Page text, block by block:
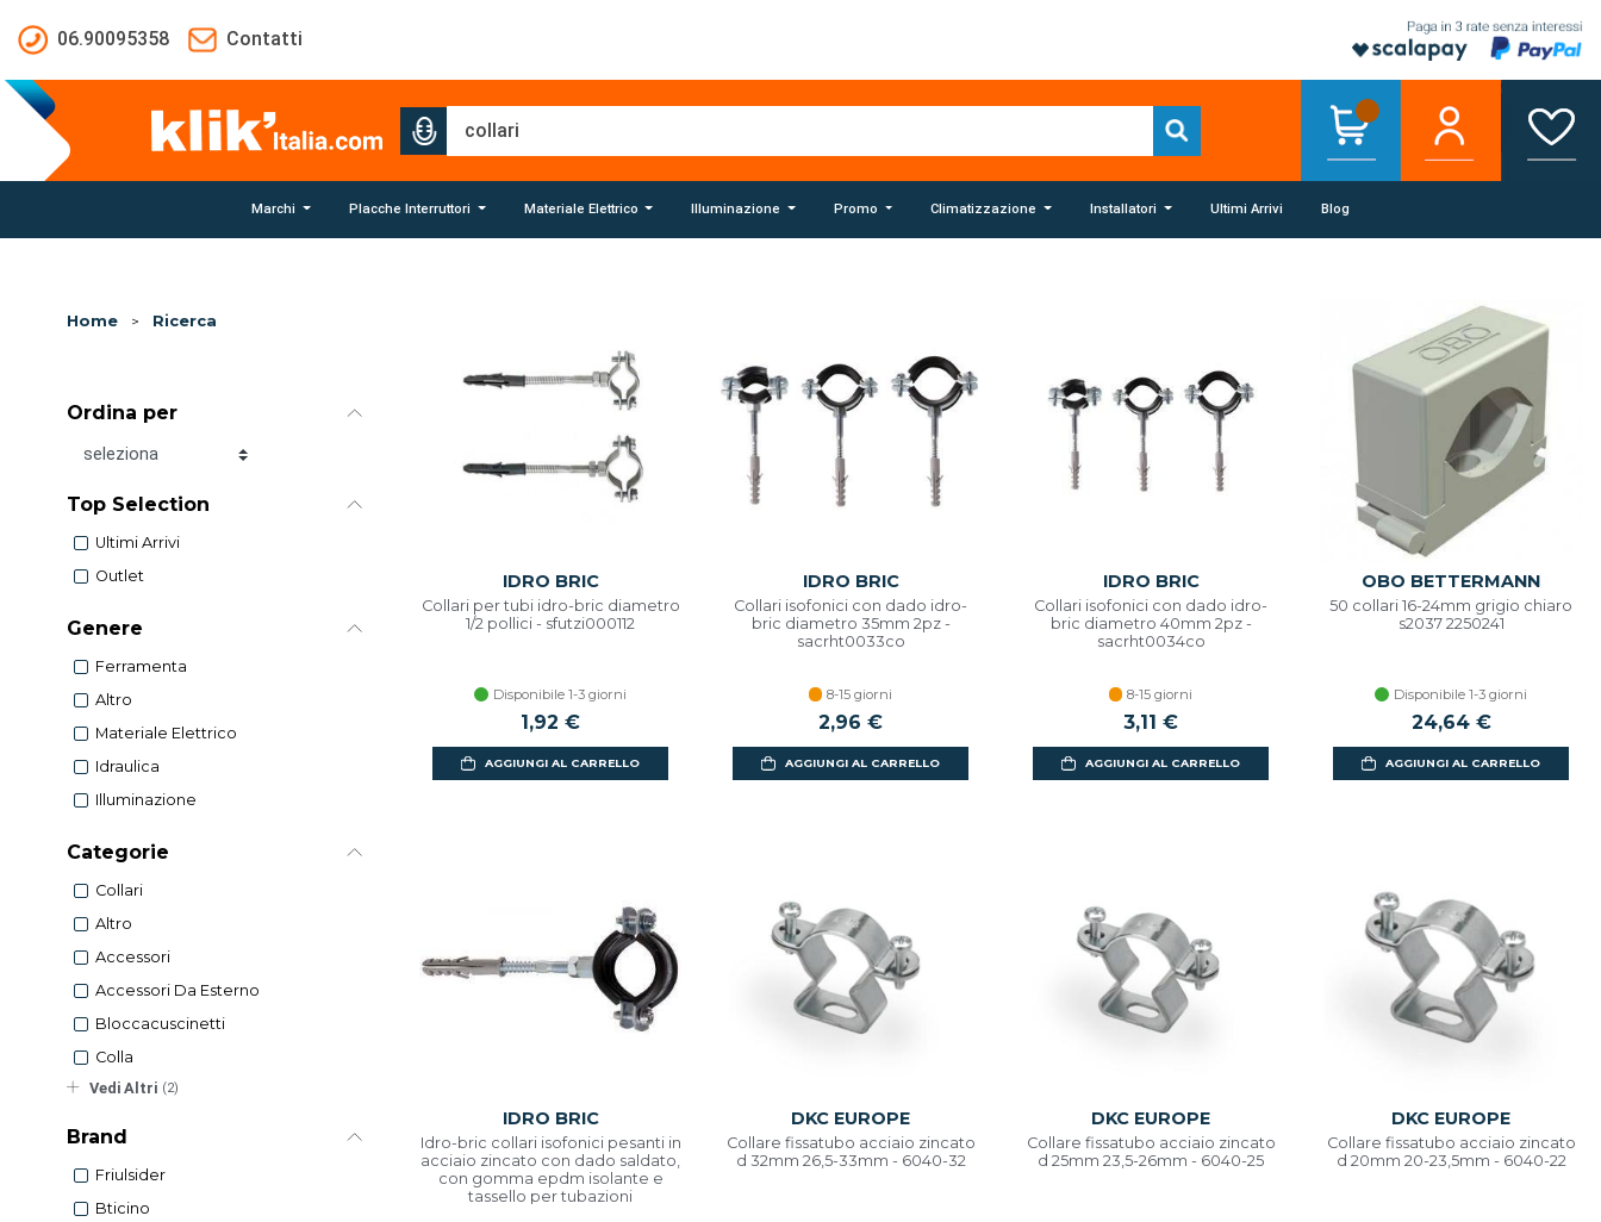
06.90095358
Contatti
Marchi Placche Interruttori Materiale Elettrico Illuminazione Promo Climatizzazione Installatori Ultimi Arrivi Blog
Home > Ricerca
Ordina per
Ordina per
Top Selection
Ultimi Arrivi
Outlet
Genere
Ferramenta
Altro
Materiale Elettrico
Idraulica
Illuminazione
Categorie
Collari
Altro
Accessori
Accessori Da Esterno
Bloccacuscinetti
Colla
Vedi Altri (2)
Brand
Friulsider
Bticino
IDRO BRIC
Collari per tubi idro-bric diametro
1/2 pollici - sfutzi000112
Disponibile 1-3 giorni
1,92 €
AGGIUNGI AL CARRELLO
IDRO BRIC
Collari isofonici con dado idro-
bric diametro 35mm 2pz -
sacrht0033co
8-15 giorni
2,96 €
AGGIUNGI AL CARRELLO
IDRO BRIC
Collari isofonici con dado idro-
bric diametro 40mm 2pz -
sacrht0034co
8-15 giorni
3,11 €
AGGIUNGI AL CARRELLO
OBO BETTERMANN
50 collari 16-24mm grigio chiaro
s2037 2250241
Disponibile 1-3 giorni
24,64 €
AGGIUNGI AL CARRELLO
IDRO BRIC
Idro-bric collari isofonici pesanti in
acciaio zincato con dado saldato,
con gomma epdm isolante e
tassello per tubazioni
DKC EUROPE
Collare fissatubo acciaio zincato
d 32mm 26,5-33mm - 6040-32
DKC EUROPE
Collare fissatubo acciaio zincato
d 25mm 23,5-26mm - 6040-25
DKC EUROPE
Collare fissatubo acciaio zincato
d 20mm 20-23,5mm - 6040-22